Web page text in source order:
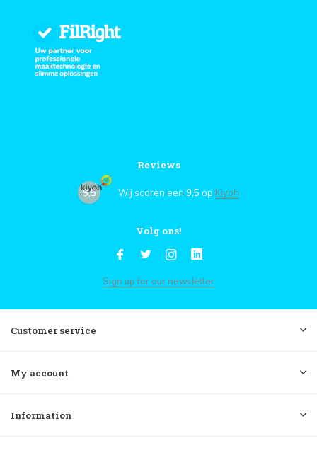
Reviews
9,5 Wij scoren een 9,5 op Kiyoh
Volg ons!
Sign up for our newsletter
Customer service
My account
Information